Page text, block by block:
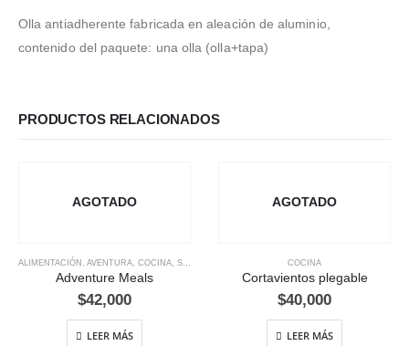
Olla antiadherente fabricada en aleación de aluminio,
contenido del paquete: una olla (olla+tapa)
PRODUCTOS RELACIONADOS
AGOTADO
ALIMENTACIÓN , AVENTURA, COCINA, SUPERVIVENCIA TRAIL RUNNING
Adventure Meals
$42,000
LEER MÁS
AGOTADO
COCINA
Cortavientos plegable
$40,000
LEER MÁS